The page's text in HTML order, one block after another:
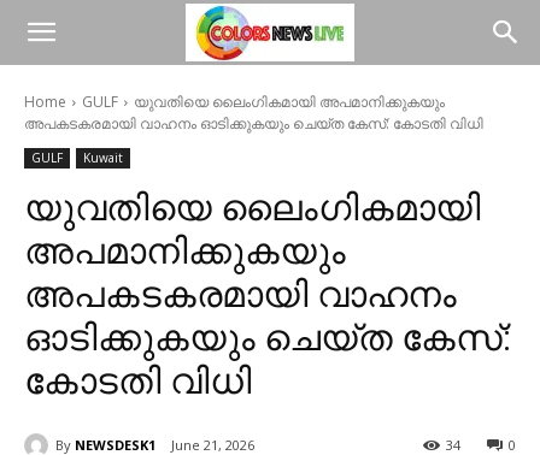
Home GULF
യുവതിയെ ലൈംഗികമായി അപമാനിക്കുകയും
അപകടകരമായി വാഹനം ഓടിക്കുകയും ചെയ്ത കേസ്: കോടതി വിധി
GULF Kuwait
യുവതിയെ ലൈംഗികമായി
അപമാനിക്കുകയും
അപകടകരമായി വാഹനം
ഓടിക്കുകയും ചെയ്ത കേസ്:
കോടതി വിധി
By NEWSDESK1 June 21, 2026 0
34